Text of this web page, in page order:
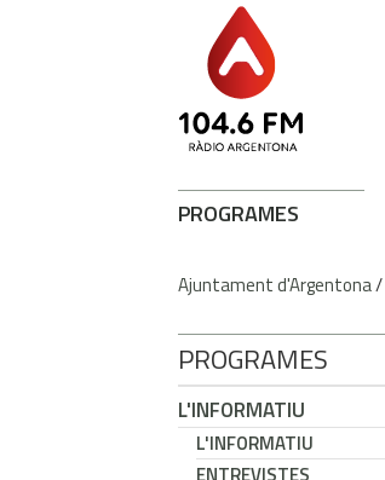
PROGRAMES
Ajuntament d'Argentona/
PROGRAMES
L'INFORMATIU
L'INFORMATIU